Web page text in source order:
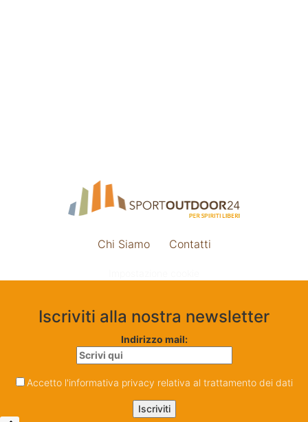
Chi Siamo Contatti
Iscriviti alla nostra newsletter
Indirizzo mail:
Accetto l'informativa privacy relativa al trattamento dei dati